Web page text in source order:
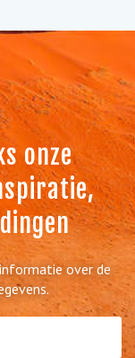
onze
over de